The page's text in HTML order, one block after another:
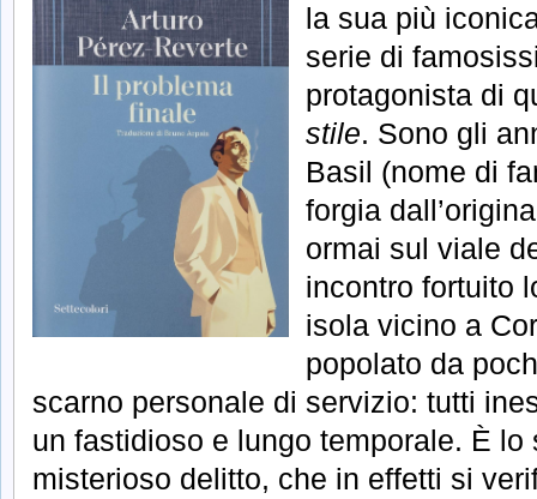
la sua più
serie di
protagonista di
stile. Sono gli
Basil (nome di
forgia
ormai sul viale
incontro fortuito
isola vicino a
popolato da
scarno personale di servizio: tutti
un fastidioso e lungo temporale. È lo
misterioso delitto, che in effetti si